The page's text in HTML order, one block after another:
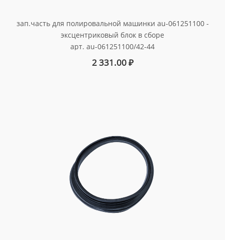
зап.часть для полировальной машинки au-061251100 -
эксцентриковый блок в сборе
арт. au-061251100/42-44
2 331.00₽